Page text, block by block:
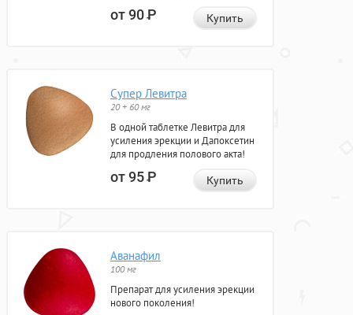
от 90Р Купить
Супер Левитра
20 + 60 мг
В одной таблетке Левитра для
усиления эрекции и Дапоксетин
для продления полового акта!
от 95Р Купить
Аванафил
100 мг
Препарат для усиления эрекции
нового поколения!